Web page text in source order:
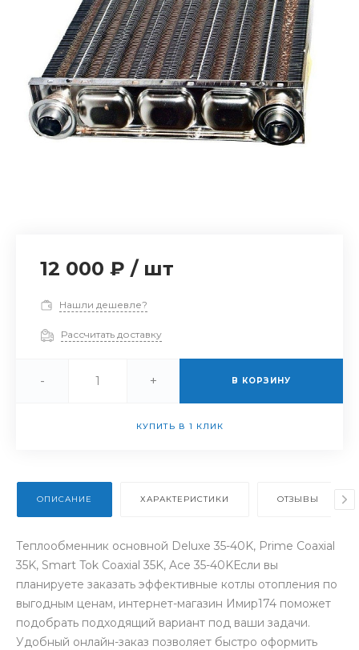
12 000 ₽ / шт
Нашли дешевле?
Рассчитать доставку
- + В КОРЗИНУ
КУПИТЬ В 1 КЛИК
ОПИСАНИЕ ХАРАКТЕРИСТИКИ ОТЗЫВЫ
Теплообменник основной Deluxe 35-40K, Prime Coaxial
35K, Smart Tok Coaxial 35K, Ace 35-40KЕсли вы
планируете заказать эффективные котлы отопления по
выгодным ценам, интернет-магазин Имир174 поможет
подобрать подходящий вариант под ваши задачи.
Удобный онлайн-заказ позволяет быстро оформить